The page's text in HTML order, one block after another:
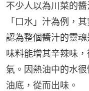
不少人以為川菜的
「口水」汁為例，
認為整個醬汁的靈
味料能增其辛辣味
氣。因熱油中的水
油底，從而出味。